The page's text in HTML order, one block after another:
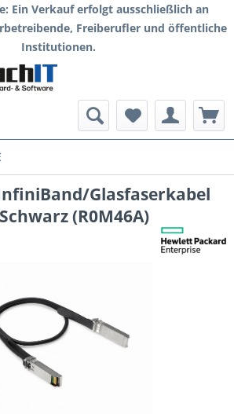
Ein Verkauf erfolgt ausschließlich an
Freiberufler und öffentliche
Institutionen.
InfiniBand/Glasfaserkabel
(R0M46A)